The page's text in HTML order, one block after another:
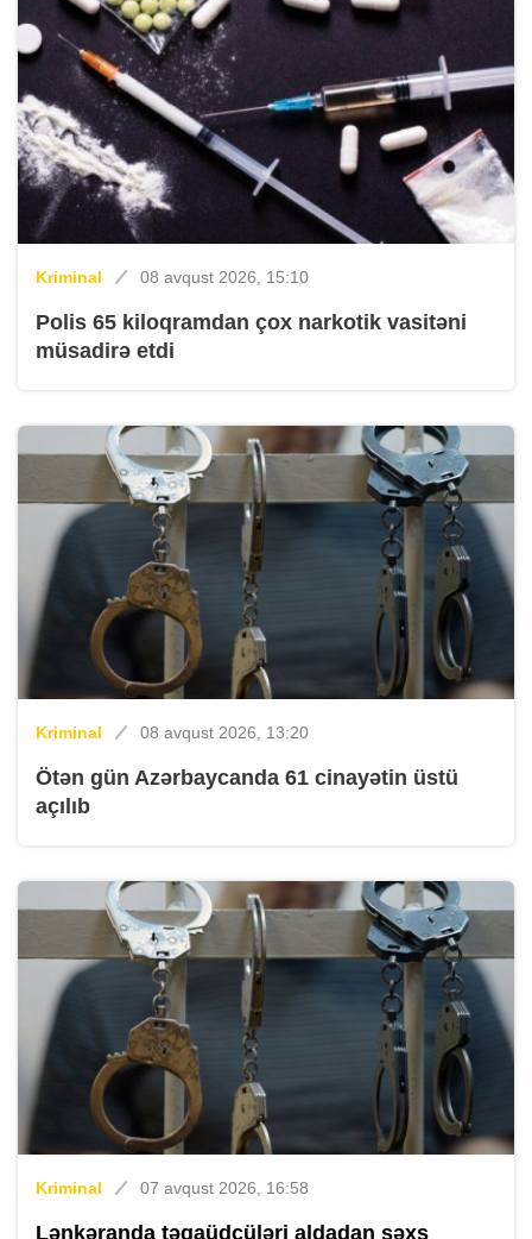
Kriminal 08 avqust 2026, 15:10
Polis 65 kiloqramdan çox narkotik vasitəni
müsadirə etdi
Kriminal 08 avqust 2026, 13:20
Ötən gün Azərbaycanda 61 cinayətin üstü
açılıb
Kriminal 07 avqust 2026, 16:58
Lənkəranda təqaüdçüləri aldadan şəxs